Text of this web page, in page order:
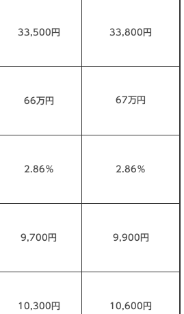
33,500円 33,800円
66万円 67万円
2.86％ 2.86％
9,700円 9,900円
10,300円 10,600円